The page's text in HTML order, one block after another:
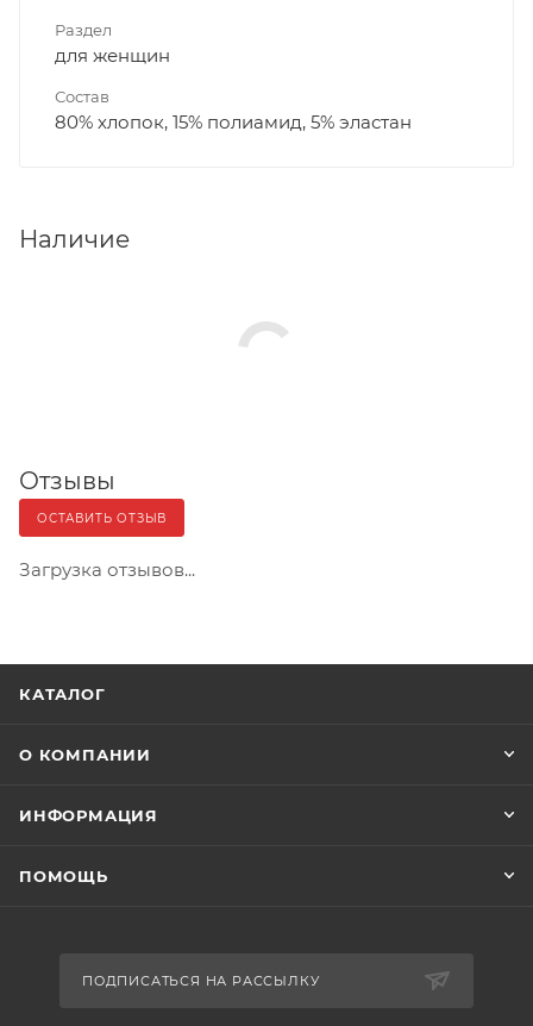
Раздел
для женщин
Состав
80% хлопок, 15% полиамид, 5% эластан
Наличие
Отзывы
ОСТАВИТЬ ОТЗЫВ
Загрузка отзывов...
КАТАЛОГ
О КОМПАНИИ
ИНФОРМАЦИЯ
ПОМОЩЬ
ПОДПИСАТЬСЯ НА РАССЫЛКУ